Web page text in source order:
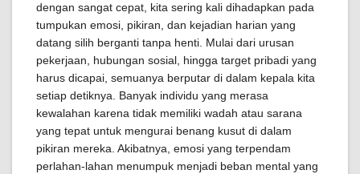
dengan sangat cepat, kita sering kali dihadapkan pada
tumpukan emosi, pikiran, dan kejadian harian yang
datang silih berganti tanpa henti. Mulai dari urusan
pekerjaan, hubungan sosial, hingga target pribadi yang
harus dicapai, semuanya berputar di dalam kepala kita
setiap detiknya. Banyak individu yang merasa
kewalahan karena tidak memiliki wadah atau sarana
yang tepat untuk mengurai benang kusut di dalam
pikiran mereka. Akibatnya, emosi yang terpendam
perlahan-lahan menumpuk menjadi beban mental yang